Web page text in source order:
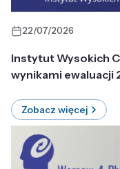
22/07/2026
Instytut Wysokich
wynikami ewaluacji
Zobacz więcej